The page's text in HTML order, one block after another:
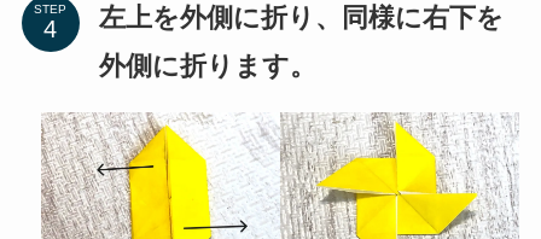
STEP
左上を外側に折り、同様に右下を
外側に折ります。